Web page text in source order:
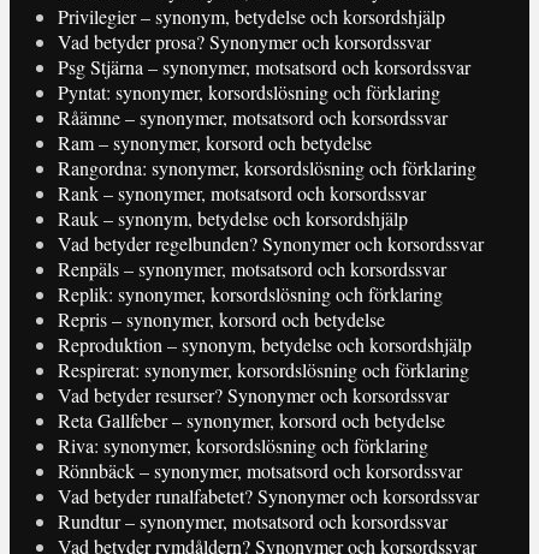
Privilegier – synonym, betydelse och korsordshjälp
Vad betyder prosa? Synonymer och korsordssvar
Psg Stjärna – synonymer, motsatsord och korsordssvar
Pyntat: synonymer, korsordslösning och förklaring
Råämne – synonymer, motsatsord och korsordssvar
Ram – synonymer, korsord och betydelse
Rangordna: synonymer, korsordslösning och förklaring
Rank – synonymer, motsatsord och korsordssvar
Rauk – synonym, betydelse och korsordshjälp
Vad betyder regelbunden? Synonymer och korsordssvar
Renpäls – synonymer, motsatsord och korsordssvar
Replik: synonymer, korsordslösning och förklaring
Repris – synonymer, korsord och betydelse
Reproduktion – synonym, betydelse och korsordshjälp
Respirerat: synonymer, korsordslösning och förklaring
Vad betyder resurser? Synonymer och korsordssvar
Reta Gallfeber – synonymer, korsord och betydelse
Riva: synonymer, korsordslösning och förklaring
Rönnbäck – synonymer, motsatsord och korsordssvar
Vad betyder runalfabetet? Synonymer och korsordssvar
Rundtur – synonymer, motsatsord och korsordssvar
Vad betyder rymdåldern? Synonymer och korsordssvar